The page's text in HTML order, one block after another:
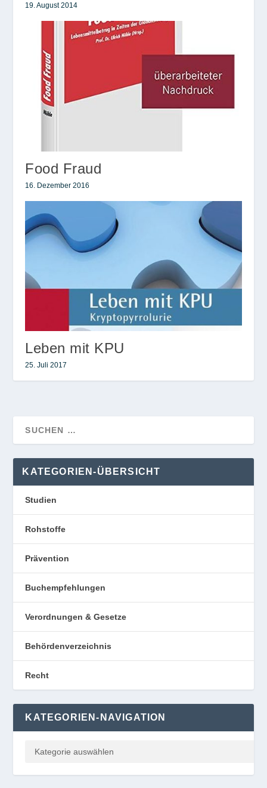
19. August 2014
Food Fraud
16. Dezember 2016
Leben mit KPU
25. Juli 2017
KATEGORIEN-ÜBERSICHT
Studien
Rohstoffe
Prävention
Buchempfehlungen
Verordnungen & Gesetze
Behördenverzeichnis
Recht
KATEGORIEN-NAVIGATION